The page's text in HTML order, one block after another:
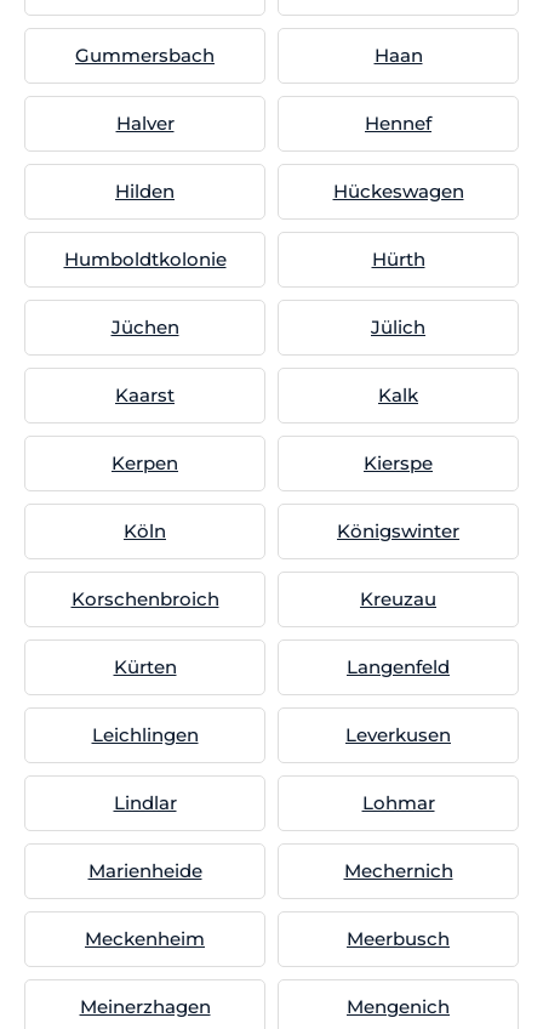
Gummersbach Haan
Halver Hennef
Hilden Hückeswagen
Humboldtkolonie Hürth
Jüchen Jülich
Kaarst Kalk
Kerpen Kierspe
Köln Königswinter
Korschenbroich Kreuzau
Kürten Langenfeld
Leichlingen Leverkusen
Lindlar Lohmar
Marienheide Mechernich
Meckenheim Meerbusch
Meinerzhagen Mengenich